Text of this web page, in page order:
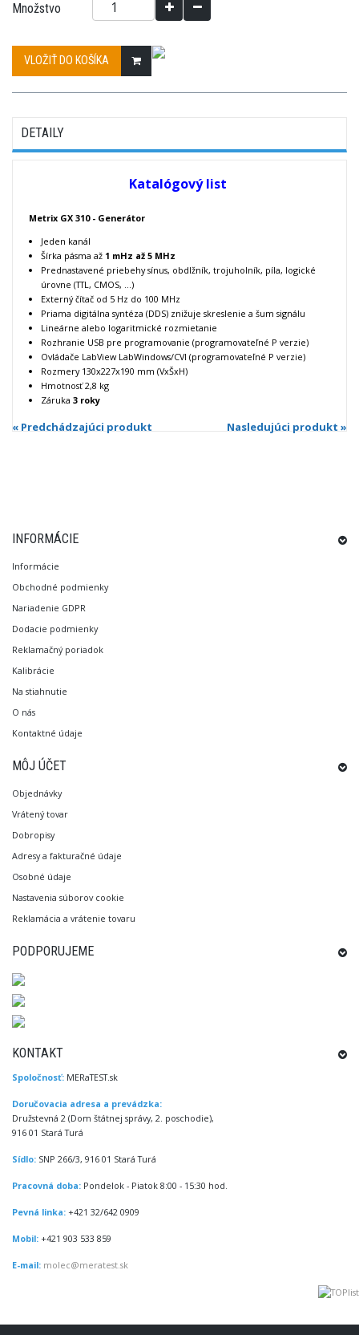
Množstvo
VLOŽIŤ DO KOŠÍKA
DETAILY
Katalógový list
Metrix GX 310 - Generátor
Jeden kanál
Šírka pásma až 1 mHz až 5 MHz
Prednastavené priebehy sínus, obdlžník, trojuholník, píla, logické
úrovne (TTL, CMOS, ...)
Externý čítač od 5 Hz do 100 MHz
Priama digitálna syntéza (DDS) znižuje skreslenie a šum signálu
Lineárne alebo logaritmické rozmietanie
Rozhranie USB pre programovanie (programovateľné P verzie)
Ovládače LabView LabWindows/CVI (programovateľné P verzie)
Rozmery 130x227x190 mm (VxŠxH)
Hmotnosť 2,8 kg
Záruka 3 roky
« Predchádzajúci produkt Nasledujúci produkt »
INFORMÁCIE
Informácie
Obchodné podmienky
Nariadenie GDPR
Dodacie podmienky
Reklamačný poriadok
Kalibrácie
Na stiahnutie
O nás
Kontaktné údaje
MÔJ ÚČET
Objednávky
Vrátený tovar
Dobropisy
Adresy a fakturačné údaje
Osobné údaje
Nastavenia súborov cookie
Reklamácia a vrátenie tovaru
PODPORUJEME
KONTAKT
Spoločnosť: MERaTEST.sk
Doručovacia adresa a prevádzka:
Družstevná 2 (Dom štátnej správy, 2. poschodie),
916 01 Stará Turá
Sídlo: SNP 266/3, 916 01 Stará Turá
Pracovná doba: Pondelok - Piatok 8:00 - 15:30 hod.
Pevná linka: +421 32/642 0909
Mobil: +421 903 533 859
E-mail: molec@meratest.sk